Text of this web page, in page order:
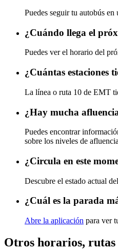
Puedes seguir tu autobús
¿Cuándo llega el
Puedes ver el horario del
¿Cuántas estaciones
La línea o ruta 10 de EMT
¿Hay mucha
Puedes encontrar
sobre los niveles de
¿Circula en este
Descubre el estado actual
¿Cuál es la parada
Abre la aplicación para ver
Otros horarios,